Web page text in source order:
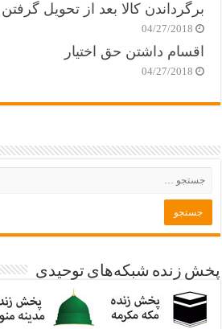
برگرداندن کالا بعد از تحویل گرفتن
04/27/2018
اقسام داشتن حق اختیار
04/27/2018
پخش زنده شبکه‌های توحیدی